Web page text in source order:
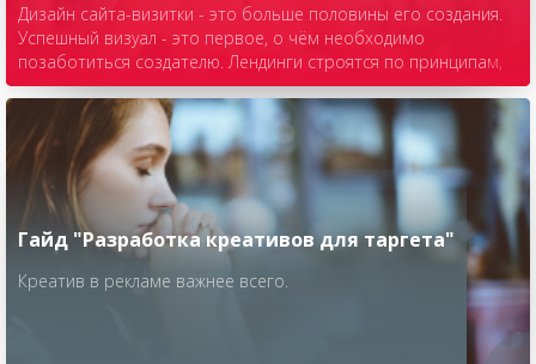
Дизайн сайта-визитки - это больше половины его создания.
Успешный визуал - это первое, о чём необходимо
позаботиться создателю. Лендинги строятся по принципам,
не совсем подходящим для обычных сайтов, потому для
работы с ними нужно творческое видение.
Гайд "Разработка креативов для таргета"
Креатив в рекламе важнее всего.